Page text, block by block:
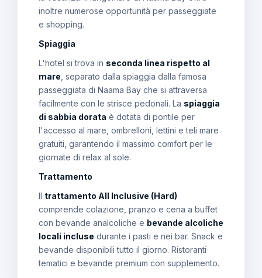
inoltre numerose opportunità per passeggiate
e shopping.
Spiaggia
L'hotel si trova in seconda linea rispetto al
mare , separato dalla spiaggia dalla famosa
passeggiata di Naama Bay che si attraversa
facilmente con le strisce pedonali. La spiaggia
di sabbia dorata è dotata di pontile per
l'accesso al mare, ombrelloni, lettini e teli mare
gratuiti, garantendo il massimo comfort per le
giornate di relax al sole.
Trattamento
Il trattamento All Inclusive (Hard)
comprende colazione, pranzo e cena a buffet
con bevande analcoliche e bevande alcoliche
locali incluse durante i pasti e nei bar. Snack e
bevande disponibili tutto il giorno. Ristoranti
tematici e bevande premium con supplemento.